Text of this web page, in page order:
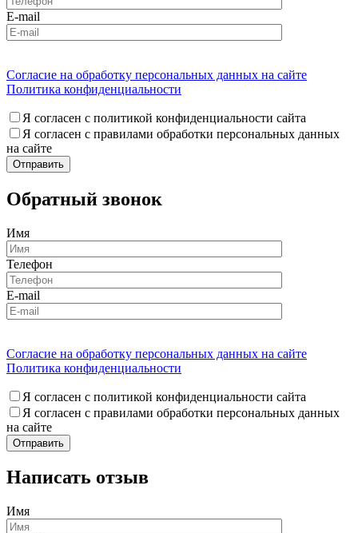
E-mail
Согласие на обработку персональных данных на сайте
Политика конфиденциальности
Я согласен с политикой конфиденциальности сайта
Я согласен с правилами обработки персональных данных
на сайте
Обратный звонок
Имя
Телефон
E-mail
Согласие на обработку персональных данных на сайте
Политика конфиденциальности
Я согласен с политикой конфиденциальности сайта
Я согласен с правилами обработки персональных данных
на сайте
Написать отзыв
Имя